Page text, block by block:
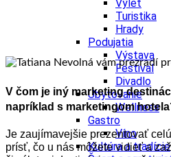
Výlet
Turistika
Hrady
Podujatia
Výstava
Festival
Divadlo
Ubytovanie
Wellness
Gastro
Víno
Kultúra a tradície
V čom je iný marketing
napríklad s marketingom
Je zaujímavejšie prezentovať
prísť, čo u nás môžete vidieť a